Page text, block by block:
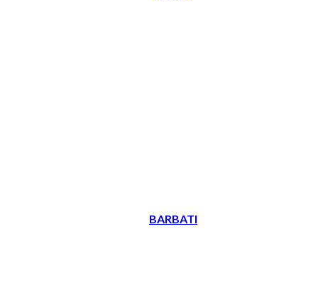
BARBATI